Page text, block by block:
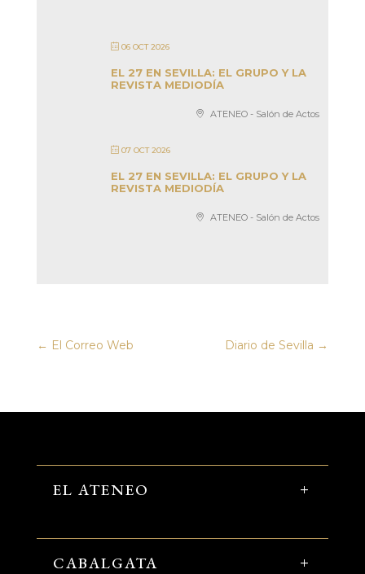
06 OCT 2026
EL 27 EN SEVILLA: EL GRUPO Y LA
REVISTA MEDIODÍA
ATENEO - Salón de Actos
07 OCT 2026
EL 27 EN SEVILLA: EL GRUPO Y LA
REVISTA MEDIODÍA
ATENEO - Salón de Actos
← El Correo Web Diario de Sevilla →
EL ATENEO
CABALGATA